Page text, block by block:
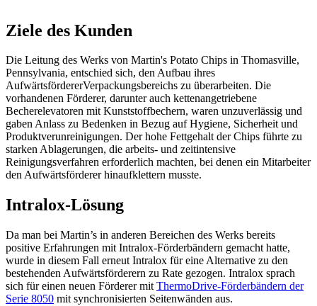
Ziele des Kunden
Die Leitung des Werks von Martin's Potato Chips in Thomasville,
Pennsylvania, entschied sich, den Aufbau ihres
AufwärtsfördererVerpackungsbereichs zu überarbeiten. Die
vorhandenen Förderer, darunter auch kettenangetriebene
Becherelevatoren mit Kunststoffbechern, waren unzuverlässig und
gaben Anlass zu Bedenken in Bezug auf Hygiene, Sicherheit und
Produktverunreinigungen. Der hohe Fettgehalt der Chips führte zu
starken Ablagerungen, die arbeits- und zeitintensive
Reinigungsverfahren erforderlich machten, bei denen ein Mitarbeiter
den Aufwärtsförderer hinaufklettern musste.
Intralox-Lösung
Da man bei Martin’s in anderen Bereichen des Werks bereits
positive Erfahrungen mit Intralox-Förderbändern gemacht hatte,
wurde in diesem Fall erneut Intralox für eine Alternative zu den
bestehenden Aufwärtsförderern zu Rate gezogen. Intralox sprach
sich für einen neuen Förderer mit ThermoDrive-Förderbändern der
Serie 8050 mit synchronisierten Seitenwänden aus.